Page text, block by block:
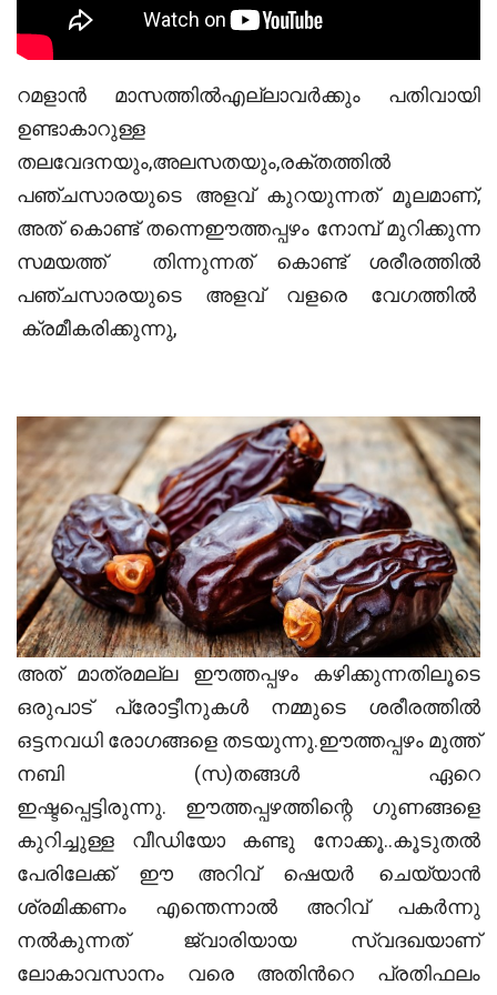
റമളാൻ മാസത്തിൽഎല്ലാവർക്കും പതിവായി
ഉണ്ടാകാറുള്ള
തലവേദനയും,അലസതയും,രക്തത്തിൽ
പഞ്ചസാരയുടെ അളവ് കുറയുന്നത് മൂലമാണ്,
അത് കൊണ്ട് തന്നെഈത്തപ്പഴം നോമ്പ് മുറിക്കുന്ന
സമയത്ത് തിന്നുന്നത് കൊണ്ട് ശരീരത്തിൽ
പഞ്ചസാരയുടെ അളവ് വളരെ വേഗത്തിൽ
ക്രമീകരിക്കുന്നു,
അത് മാത്രമല്ല ഈത്തപ്പഴം കഴിക്കുന്നതിലൂടെ
ഒരുപാട് പ്രോട്ടീനുകൾ നമ്മുടെ ശരീരത്തിൽ
ഒട്ടനവധി രോഗങ്ങളെ തടയുന്നു.ഈത്തപ്പഴം മുത്ത്‌
നബി (സ)തങ്ങൾ ഏറെ
ഇഷ്ടപ്പെട്ടിരുന്നു. ഈത്തപ്പഴത്തിന്റെ ഗുണങ്ങളെ
കുറിച്ചുള്ള വീഡിയോ കണ്ടു നോക്കൂ..കൂടുതല്‍
പേരിലേക്ക് ഈ അറിവ് ഷെയര്‍ ചെയ്യാന്‍
ശ്രമിക്കണം എന്തെന്നാല്‍ അറിവ് പകര്‍ന്നു
നല്‍കുന്നത് ജ്വാരിയായ സ്വദഖയാണ്
ലോകാവസാനം വരെ അതിന്‍റെ പ്രതിഫലം